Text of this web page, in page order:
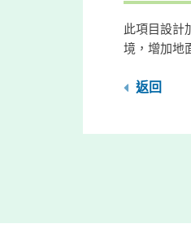
此項目設計
境，增加地
返回